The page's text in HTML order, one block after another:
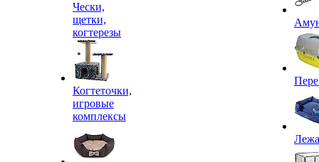
Чески,
щетки,
когтерезы
Когтеточки,
игровые
комплексы